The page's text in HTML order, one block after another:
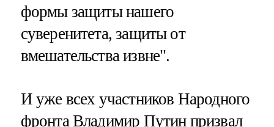
формы защиты нашего
суверенитета, защиты от
вмешательства извне".
И уже всех участников Народного
фронта Владимир Путин призвал